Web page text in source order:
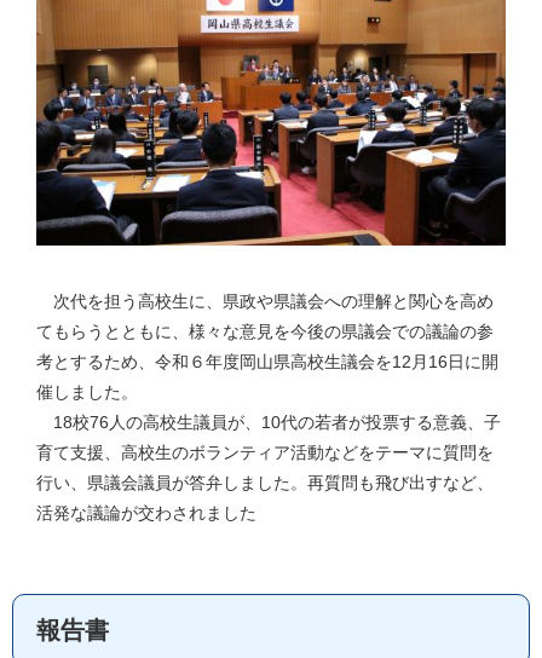
次代を担う高校生に、県政や県議会への理解と関心を高め
てもらうとともに、様々な意見を今後の県議会での議論の参
考とするため、令和６年度岡山県高校生議会を12月16日に開
催しました。
18校76人の高校生議員が、10代の若者が投票する意義、子
育て支援、高校生のボランティア活動などをテーマに質問を
行い、県議会議員が答弁しました。再質問も飛び出すなど、
活発な議論が交わされました
報告書